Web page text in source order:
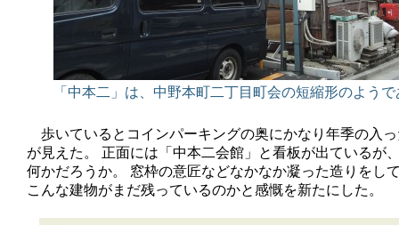
「中本二」は、中野本町二丁目町会の短縮形のようで
歩いているとコインパーキングの奥にかなり年季の入
が見えた。 正面には「中本二会館」と看板が出ているが
何かだろうか。 窓枠の意匠などなかなか凝った造りをし
こんな建物がまだ残っているのかと感慨を新たにした。